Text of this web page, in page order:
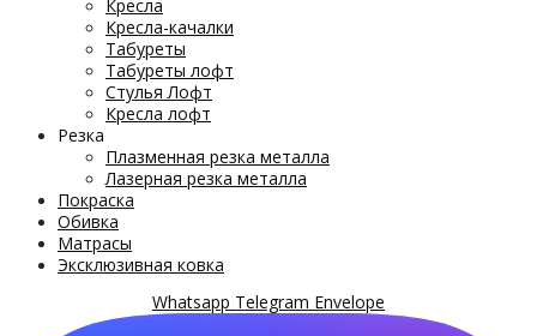
Кресла
Кресла-качалки
Табуреты
Табуреты лофт
Стулья Лофт
Кресла лофт
Резка
Плазменная резка металла
Лазерная резка металла
Покраска
Обивка
Матрасы
Эксклюзивная ковка
Whatsapp Telegram Envelope